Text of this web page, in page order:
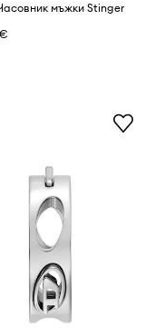
мъжки Stinger